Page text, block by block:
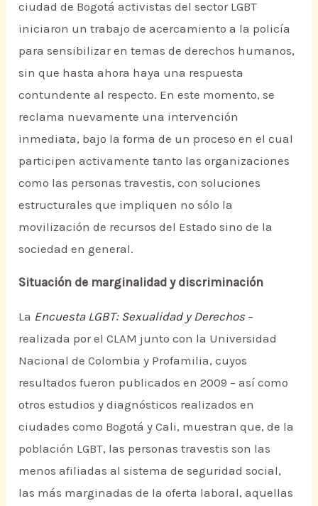
ciudad de Bogotá activistas del sector LGBT
iniciaron un trabajo de acercamiento a la policía
para sensibilizar en temas de derechos humanos,
sin que hasta ahora haya una respuesta
contundente al respecto. En este momento, se
reclama nuevamente una intervención
inmediata, bajo la forma de un proceso en el cual
participen activamente tanto las organizaciones
como las personas travestis, con soluciones
estructurales que impliquen no sólo la
movilización de recursos del Estado sino de la
sociedad en general.
Situación de marginalidad y discriminación
La Encuesta LGBT: Sexualidad y Derechos–
realizada por el CLAM junto con la Universidad
Nacional de Colombia y Profamilia, cuyos
resultados fueron publicados en 2009 – así como
otros estudios y diagnósticos realizados en
ciudades como Bogotá y Cali, muestran que, de la
población LGBT, las personas travestis son las
menos afiliadas al sistema de seguridad social,
las más marginadas de la oferta laboral, aquellas